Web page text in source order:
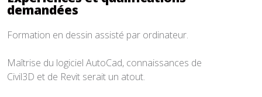
demandées
Formation en dessin assisté par ordinateur.
Maîtrise du logiciel AutoCad, connaissances de
Civil3D et de Revit serait un atout.